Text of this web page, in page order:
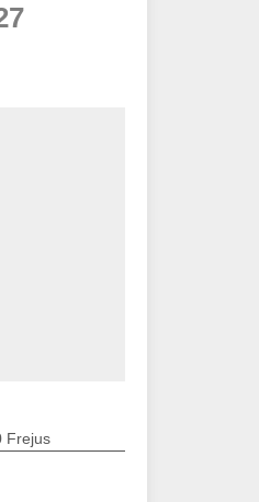
Frejus